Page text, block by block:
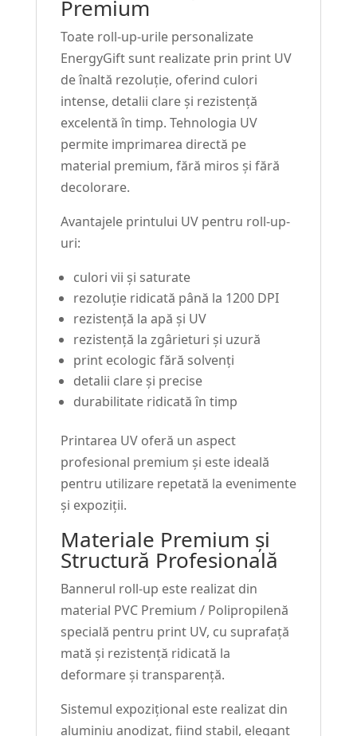
Premium
Toate roll-up-urile personalizate
EnergyGift sunt realizate prin print UV
de înaltă rezoluție, oferind culori
intense, detalii clare și rezistență
excelentă în timp. Tehnologia UV
permite imprimarea directă pe
material premium, fără miros și fără
decolorare.
Avantajele printului UV pentru roll-up-
uri:
culori vii și saturate
rezoluție ridicată până la 1200 DPI
rezistență la apă și UV
rezistență la zgârieturi și uzură
print ecologic fără solvenți
detalii clare și precise
durabilitate ridicată în timp
Printarea UV oferă un aspect
profesional premium și este ideală
pentru utilizare repetată la evenimente
și expoziții.
Materiale Premium și
Structură Profesională
Bannerul roll-up este realizat din
material PVC Premium / Polipropilenă
specială pentru print UV, cu suprafață
mată și rezistență ridicată la
deformare și transparență.
Sistemul expozițional este realizat din
aluminiu anodizat, fiind stabil, elegant